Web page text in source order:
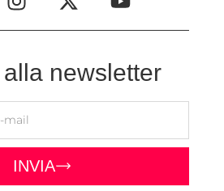
newsletter
INVIA